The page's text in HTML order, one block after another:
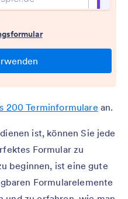
200 Terminformulare an.
ist, können Sie jede
Formular zu
beginnen, ist eine gute
Formularelemente